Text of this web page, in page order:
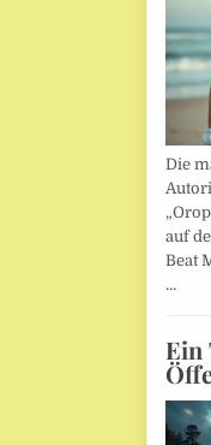
Die
auf
Beat
…
Ein